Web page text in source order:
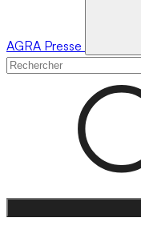
AGRA Presse